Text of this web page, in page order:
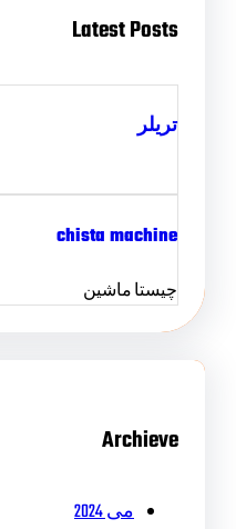
Latest Posts
تریلر
chista machine
چیستا ماشین
Archieve
می 2024